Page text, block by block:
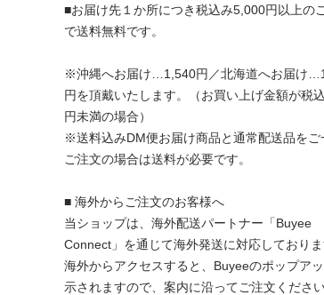
■お届け先１か所につき税込み5,000円以上の
で送料無料です。
※沖縄へお届け…1,540円／北海道へお届け
円を頂戴いたします。（お買い上げ金額が税
円未満の場合）
※送料込みDM便お届け商品と通常配送品をご
ご注文の場合は送料が必要です。
■ 海外からご注文のお客様へ
当ショップは、海外配送パートナー「Buyee
Connect」を通じて海外発送に対応しておりま
海外からアクセスすると、Buyeeのポップア
示されますので、案内に沿ってご注文ください